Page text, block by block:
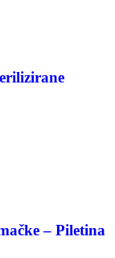
– Piletina